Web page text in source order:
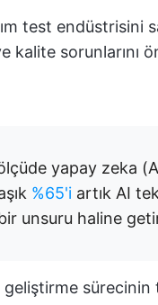
test endüstrisini
kalite
yapay zeka
%65'i artık AI
unsuru haline
sürecinin